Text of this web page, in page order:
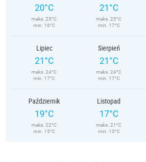
20°C
maks. 25°C
min. 16°C
21°C
maks. 25°C
min. 17°C
Lipiec
21°C
maks. 24°C
min. 17°C
Sierpień
21°C
maks. 24°C
min. 17°C
Październik
19°C
maks. 22°C
min. 15°C
Listopad
17°C
maks. 21°C
min. 13°C